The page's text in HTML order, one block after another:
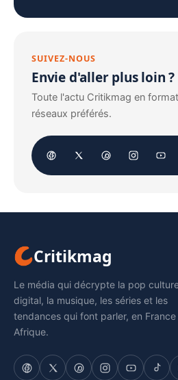
SUIVEZ-NOUS
Envie d'aller plus loin ?
Toute l'actu Critikmag en
réseaux préférés.
Critikmag
Le média qui décrypte la pop
digital, la musique, les séries et les
tendances qui font parler, en France
Afrique.